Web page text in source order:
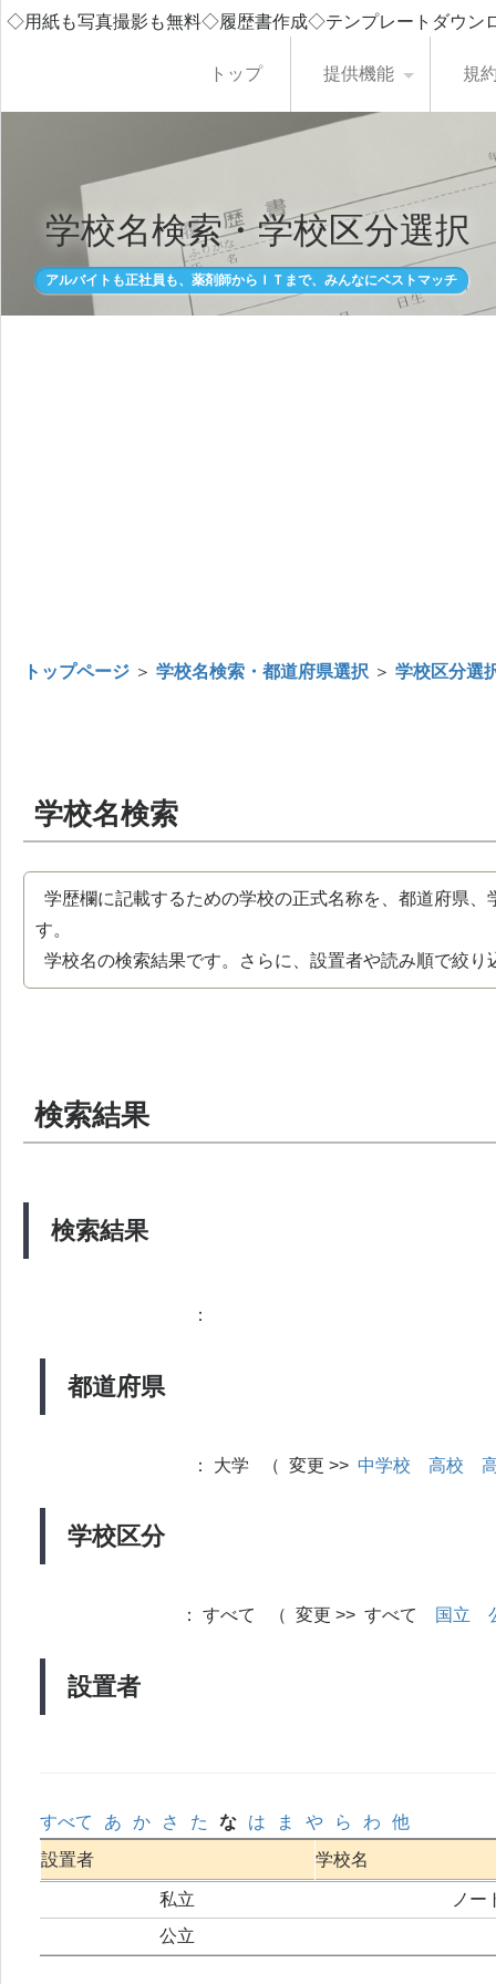
◇用紙も写真撮影も無料◇履歴書作成◇テンプレートダウ
トップ 提供機能 規
学校名検索・学校区分選択
アルバイトも正社員も、薬剤師からＩＴまで、みんなにベストマッチ
トップページ ＞ 学校名検索・都道府県選択 ＞ 学校区分選
学校名検索
学歴欄に記載するための学校の正式名称を、都道府県
す。
学校名の検索結果です。さらに、設置者や読み順で絞り
検索結果
検索結果
都道府県
：
学校区分
： 大学 （ 変更 >> 中学校 高校
設置者
： すべて （ 変更 >> すべて 国立
すべて あ か さ た な は ま や ら わ
他
設置者
学校名
私立
ノー
公立